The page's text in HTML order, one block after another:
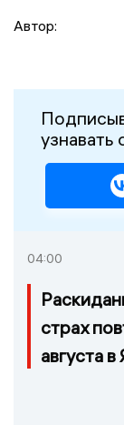
Автор:
узнавать
04:00
страх
августа